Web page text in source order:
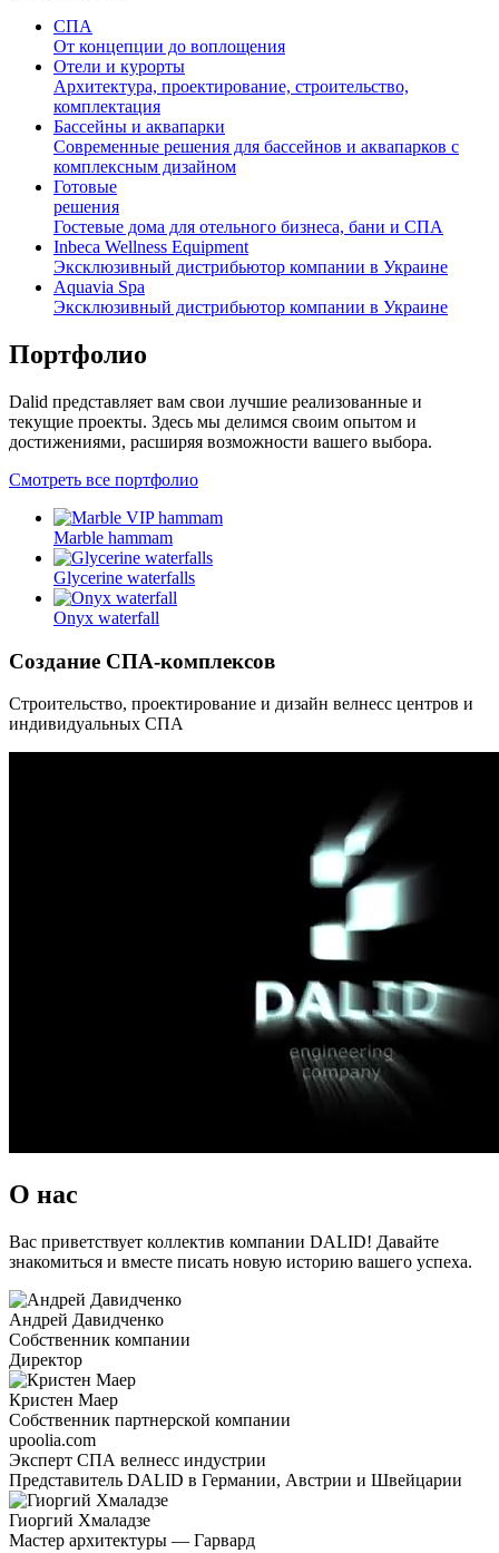
СПА
От концепции до воплощения
Отели и курорты
Архитектура, проектирование, строительство,
комплектация
Бассейны и аквапарки
Современные решения для бассейнов и аквапарков с
комплексным дизайном
Готовые
решения
Гостевые дома для отельного бизнеса, бани и СПА
Inbeca Wellness Equipment
Эксклюзивный дистрибьютор компании в Украине
Aquavia Spa
Эксклюзивный дистрибьютор компании в Украине
Портфолио
Dalid представляет вам свои лучшие реализованные и
текущие проекты. Здесь мы делимся своим опытом и
достижениями, расширяя возможности вашего выбора.
Смотреть все портфолио
Marble hammam
Glycerine waterfalls
Onyx waterfall
Создание СПА-комплексов
Строительство, проектирование и дизайн велнесс центров и
индивидуальных СПА
О нас
Вас приветствует коллектив компании DALID! Давайте
знакомиться и вместе писать новую историю вашего успеха.
Андрей Давидченко
Собственник компании
Директор
Кристен Маер
Собственник партнерской компании
upoolia.com
Эксперт СПА велнесс индустрии
Представитель DALID в Германии, Австрии и Швейцарии
Гиоргий Хмаладзе
Мастер архитектуры — Гарвард